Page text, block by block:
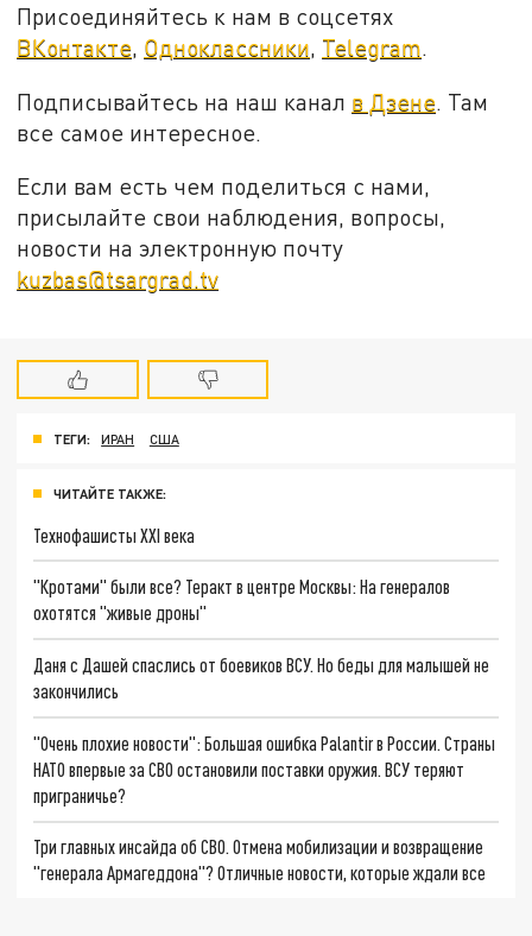
Присоединяйтесь к нам в соцсетях
ВКонтакте, Одноклассники, Telegram.
Подписывайтесь на наш канал в Дзене . Там
все самое интересное.
Если вам есть чем поделиться с нами,
присылайте свои наблюдения, вопросы,
новости на электронную почту
kuzbas@tsargrad.tv
ТЕГИ: ИРАН США
ЧИТАЙТЕ ТАКЖЕ:
Технофашисты XXI века
"Кротами" были все? Теракт в центре Москвы: На генералов
охотятся "живые дроны"
Даня с Дашей спаслись от боевиков ВСУ. Но беды для малышей не
закончились
"Очень плохие новости": Большая ошибка Palantir в России. Страны
НАТО впервые за СВО остановили поставки оружия. ВСУ теряют
приграничье?
Три главных инсайда об СВО. Отмена мобилизации и возвращение
"генерала Армагеддона"? Отличные новости, которые ждали все